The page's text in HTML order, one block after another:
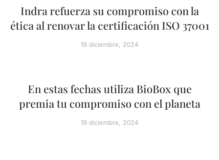
Indra refuerza su compromiso con la
ética al renovar la certificación ISO 37001
19 diciembre, 2024
En estas fechas utiliza BioBox que
premia tu compromiso con el planeta
19 diciembre, 2024